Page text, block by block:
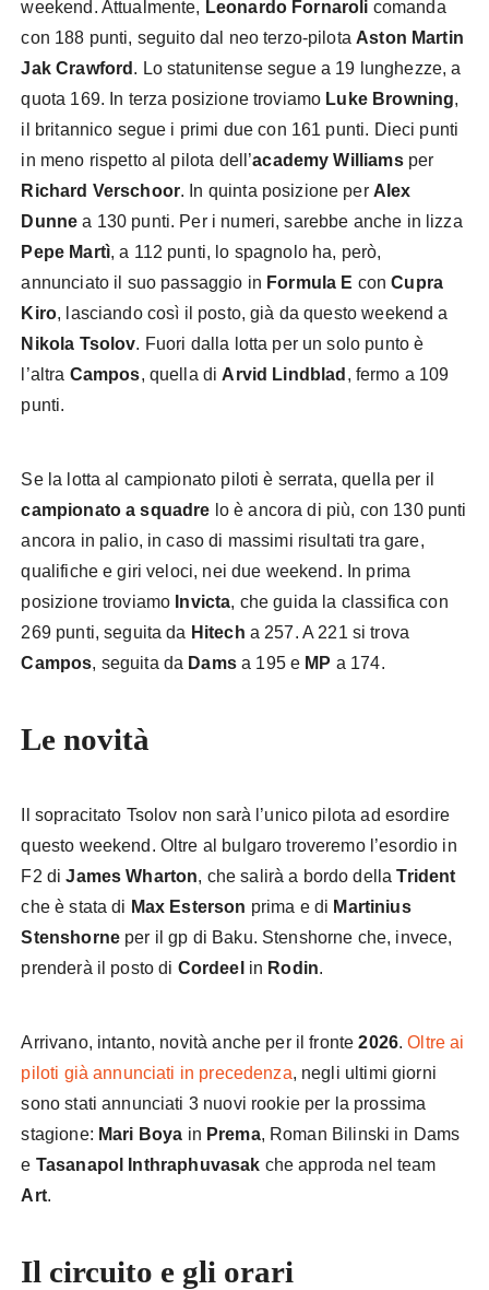
weekend. Attualmente, Leonardo Fornaroli comanda
con 188 punti, seguito dal neo terzo-pilota Aston Martin
Jak Crawford . Lo statunitense segue a 19 lunghezze, a
quota 169. In terza posizione troviamo Luke Browning,
il britannico segue i primi due con 161 punti. Dieci punti
in meno rispetto al pilota dell’academy Williamsper
Richard Verschoor. In quinta posizione per Alex
Dunne a 130 punti. Per i numeri, sarebbe anche in lizza
Pepe Martì, a 112 punti, lo spagnolo ha, però,
annunciato il suo passaggio in Formula E conCupra
Kiro, lasciando così il posto, già da questo weekend a
Nikola Tsolov. Fuori dalla lotta per un solo punto è
l’altra Campos, quella di Arvid Lindblad , fermo a 109
punti.
Se la lotta al campionato piloti è serrata, quella per il
campionato a squadre lo è ancora di più, con 130 punti
ancora in palio, in caso di massimi risultati tra gare,
qualifiche e giri veloci, nei due weekend. In prima
posizione troviamo Invicta, che guida la classifica con
269 punti, seguita da Hitech a 257. A 221 si trova
Campos, seguita da Damsa 195 e MP a 174.
Le novità
Il sopracitato Tsolov non sarà l’unico pilota ad esordire
questo weekend. Oltre al bulgaro troveremo l’esordio in
F2 diJames Wharton, che salirà a bordo dellaTrident
che è stata di Max Esterson prima e di Martinius
Stenshorne per il gp di Baku. Stenshorne che, invece,
prenderà il posto di Cordeel in Rodin.
Arrivano, intanto, novità anche per il fronte2026.Oltre ai
piloti già annunciati in precedenza, negli ultimi giorni
sono stati annunciati 3 nuovi rookie per la prossima
stagione: Mari Boya in Prema, Roman Bilinski in Dams
e Tasanapol Inthraphuvasak che approda nel team
Art.
Il circuito e gli orari